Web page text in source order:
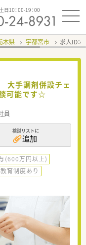
日10：00-19：00
木県 宇都宮市 求人ID：
大手調剤併設チェ
可能です☆
員
検討リストに
追加
(600万円以上)
教育制度あり